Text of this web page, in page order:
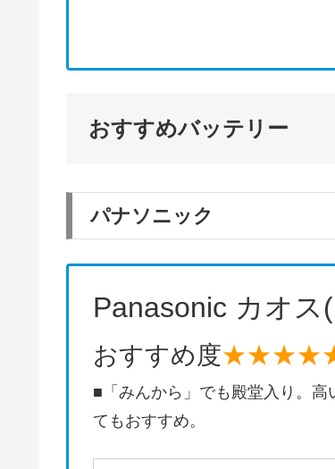
おすすめバッテリー
パナソニック
Panasonic カオス
おすすめ度
■「みんから」でも殿堂入り。
てもおすすめ。